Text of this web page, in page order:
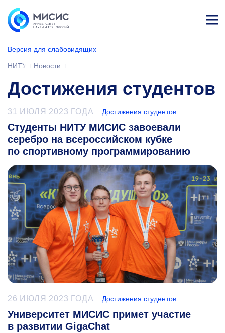
Версия для слабовидящих
НИТУ МИСИС
Новости
Достижения студентов
31 ИЮЛЯ 2023 ГОДА Достижения студентов
Студенты НИТУ МИСИС завоевали
серебро на всероссийском кубке
по спортивному программированию
26 ИЮЛЯ 2023 ГОДА Достижения студентов
Университет МИСИС примет участие
в развитии GigaChat